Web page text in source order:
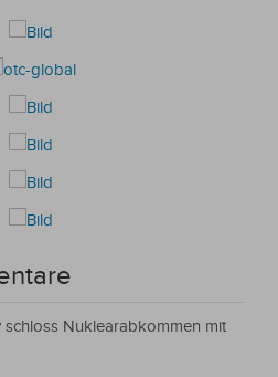
schloss Nuklearabkommen mit